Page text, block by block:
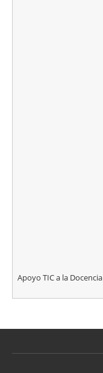
Apoyo TIC a la Docencia